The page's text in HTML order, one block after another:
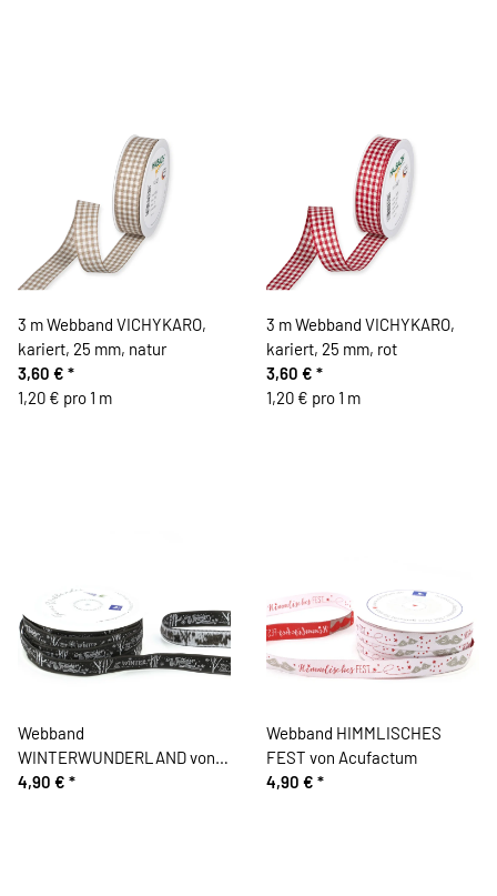
3 m Webband VICHYKARO,
kariert, 25 mm, natur
3,60 € *
1,20 € pro 1 m
3 m Webband VICHYKARO,
kariert, 25 mm, rot
3,60 € *
1,20 € pro 1 m
Webband
WINTERWUNDERLAND von
Acufactum
4,90 € *
Webband HIMMLISCHES
FEST von Acufactum
4,90 € *